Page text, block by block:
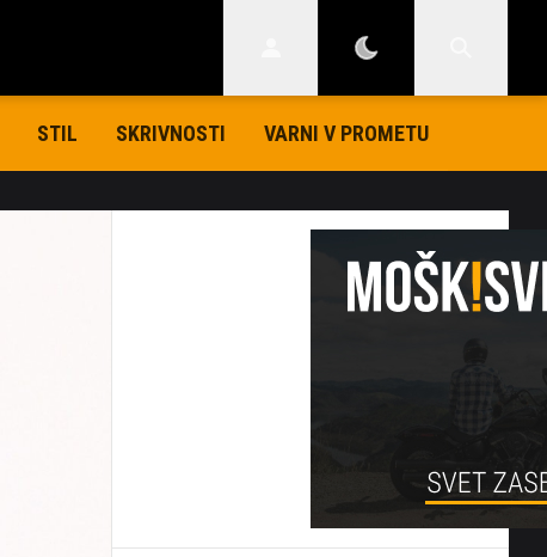
STIL SKRIVNOSTI VARNI V PROMETU